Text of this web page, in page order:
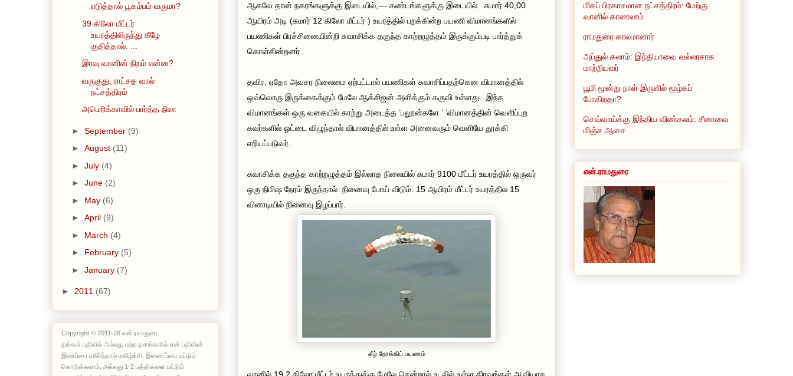
ஆகவே தான் நகரங்களுக்கு இடையில்,--- கண்டங்களுக்கு இடையில் சுமார் 40,00
ஆயிரம் அடி (சுமார் 12 கிலோ மீட்டர் ) உயரத்தில் பறக்கின்ற பயணி விமானங்களில்
பயணிகள் பிரச்சினையின்றி சுவாசிக்க தகுந்த காற்றழுத்தம் இருக்கும்படி பார்த்துக்
கொள்கின்றனர்..
தவிர, ஏதோ அவசர நிலைமை ஏற்பட்டால் பயணிகள் சுவாசிப்பதற்கென விமானத்தில்
ஒவ்வொரு இருக்கைக்கும் மேலே ஆக்சிஜன் அளிக்கும் கருவி உள்ளது. இந்த
விமானங்கள் ஒரு வகையில் காற்று அடைத்த ’பலூன்களே ’ ’விமானத்தின் வெளிப்புற
சுவர்களில் ஓட்டை விழுந்தால் விமானத்தில் உள்ள அனைவரும் வெளியே தூக்கி
எறியப்படுவர்.
சுவாசிக்க தகுந்த காற்றழுத்தம் இல்லாத நிலையில் சுமார் 9100 மீட்டர் உயரத்தில் ஒருவர்
ஒரு நிமிஷ நேரம் இருந்தால் நினைவு போய் விடும். 15 ஆயிரம் மீட்டர் உயரத்தில 15
வினாடியில் நினைவு இழப்பார்.
கீழ் நோக்கிப் பயணம்
வானில் 19.2 கிலோ மீட்டர் உயரத்துக்கு மேலே சென்றால் உடலில் உள்ள திரவங்கள் ஆவியாக
எடுத்தால் பூகம்பம் வருமா?
39 கிலோ மீட்டர்
உயரத்திலிருந்து கீழே
குதித்தால். ...
இரவு வானின் நிறம் என்ன?
வருகுது, ராட்சத வால்
நட்சத்திரம்
அமெரிக்காவில் பார்த்த நிலா
► September (9)
► August (11)
► July (4)
► June (2)
► May (6)
► April (9)
► March (4)
► February (5)
► January (7)
► 2011 (67)
Copyright © 2011-26 என்.ராமதுரை.
தங்கள் பதிவில் அல்லது மற்ற தளங்களில் என் பதிவின்
இணப்பை பகிர்ந்தால் மகிழ்ச்சி. இணைப்பை மட்டும்
கொடுக்கலாம், அல்லது 1-2 பத்திகளை மட்டும்
மிகப் பிரகாசமான நட்சத்திரம்: மேற்கு
வானில் காணலாம்
ராமதுரை காலமானார்
அப்துல் கலாம்: இந்தியாவை வல்லரசாக
மாற்றியவர்
பூமி மூன்று நாள் இருளில் மூழ்கப்
போகிறதா?
செவ்வாய்க்கு இந்திய விண்கலம்: சீனாவை
மிஞ்ச ஆசை
என்.ராமதுரை